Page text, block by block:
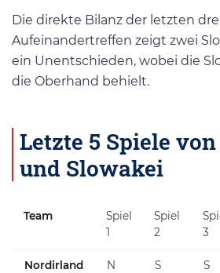
Die direkte Bilanz der letzten
Aufeinandertreffen zeigt zwei
ein Unentschieden, wobei die
die Oberhand behielt.
Letzte 5 Spiele
und Slowakei
Team
Spiel
1
Spiel
2
3
Nordirland N S S